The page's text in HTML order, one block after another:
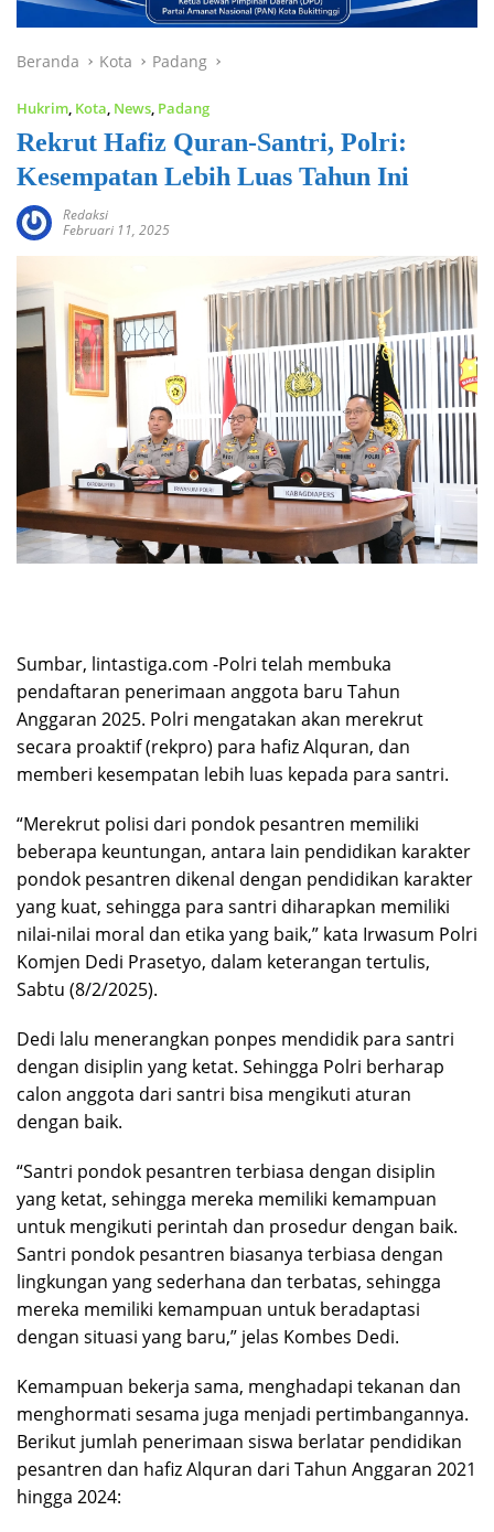
Beranda Kota Padang
Hukrim Kota News Padang
Rekrut Hafiz Quran-Santri, Polri:
Kesempatan Lebih Luas Tahun Ini
Redaksi
Februari 11, 2025
Sumbar, lintastiga.com -Polri telah membuka
pendaftaran penerimaan anggota baru Tahun
Anggaran 2025. Polri mengatakan akan merekrut
secara proaktif (rekpro) para hafiz Alquran, dan
memberi kesempatan lebih luas kepada para santri.
“Merekrut polisi dari pondok pesantren memiliki
beberapa keuntungan, antara lain pendidikan karakter
pondok pesantren dikenal dengan pendidikan karakter
yang kuat, sehingga para santri diharapkan memiliki
nilai-nilai moral dan etika yang baik,” kata Irwasum Polri
Komjen Dedi Prasetyo, dalam keterangan tertulis,
Sabtu (8/2/2025).
Dedi lalu menerangkan ponpes mendidik para santri
dengan disiplin yang ketat. Sehingga Polri berharap
calon anggota dari santri bisa mengikuti aturan
dengan baik.
“Santri pondok pesantren terbiasa dengan disiplin
yang ketat, sehingga mereka memiliki kemampuan
untuk mengikuti perintah dan prosedur dengan baik.
Santri pondok pesantren biasanya terbiasa dengan
lingkungan yang sederhana dan terbatas, sehingga
mereka memiliki kemampuan untuk beradaptasi
dengan situasi yang baru,” jelas Kombes Dedi.
Kemampuan bekerja sama, menghadapi tekanan dan
menghormati sesama juga menjadi pertimbangannya.
Berikut jumlah penerimaan siswa berlatar pendidikan
pesantren dan hafiz Alquran dari Tahun Anggaran 2021
hingga 2024: